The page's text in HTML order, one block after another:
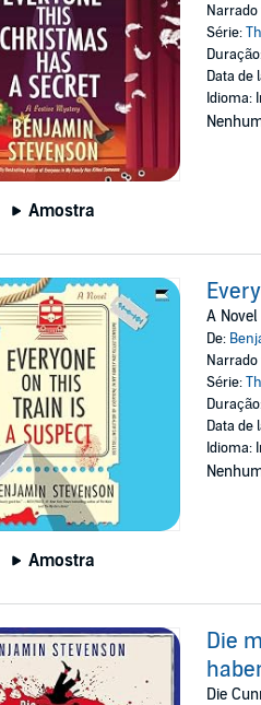
Amostra
Narrado
Série:
Data de
Idioma:
Amostra
A Novel
De:
Narrado
Série:
Data de
Idioma:
Die
Die